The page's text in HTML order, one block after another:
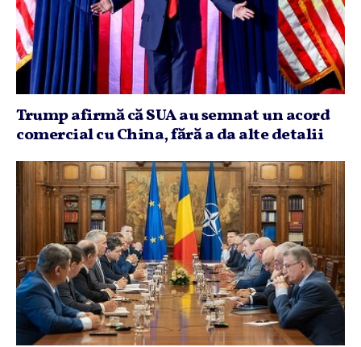
Trump afirmă că SUA au semnat un acord
comercial cu China, fără a da alte detalii